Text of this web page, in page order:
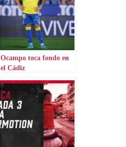
Ocampo toca fondo en
el Cádiz